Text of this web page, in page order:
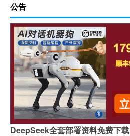
公告
DeepSeek全套部署资料免费下载